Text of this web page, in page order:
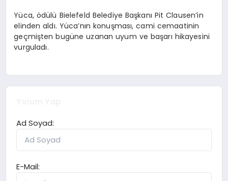
Yüca, ödülü Bielefeld Belediye Başkanı Pit Clausen’in
elinden aldı. Yüca’nın konuşması, cami cemaatinin
geçmişten bugüne uzanan uyum ve başarı hikayesini
vurguladı.
Ad Soyad:
E-Mail: